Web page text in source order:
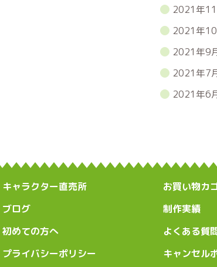
2021年
2021年
2021年9
2021年7
2021年6
キャラクター直売所
お買い物カ
ブログ
制作実績
初めての方へ
よくある質
プライバシーポリシー
キャンセル